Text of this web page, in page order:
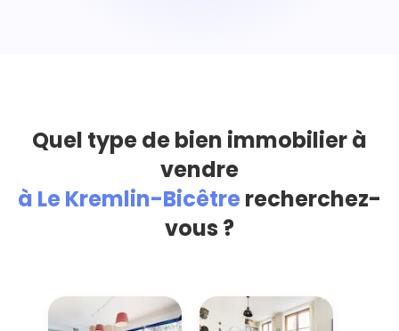
Quel type de bien immobilier à
vendre
à Le Kremlin-Bicêtre recherchez-
vous ?